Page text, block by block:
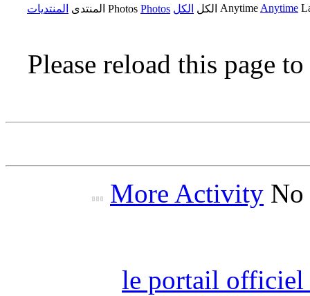
AnytimeAnytime الكل الكل Photos Photos المنتدى المنتديات
Please reload this page
More Activity No
le portail officiel